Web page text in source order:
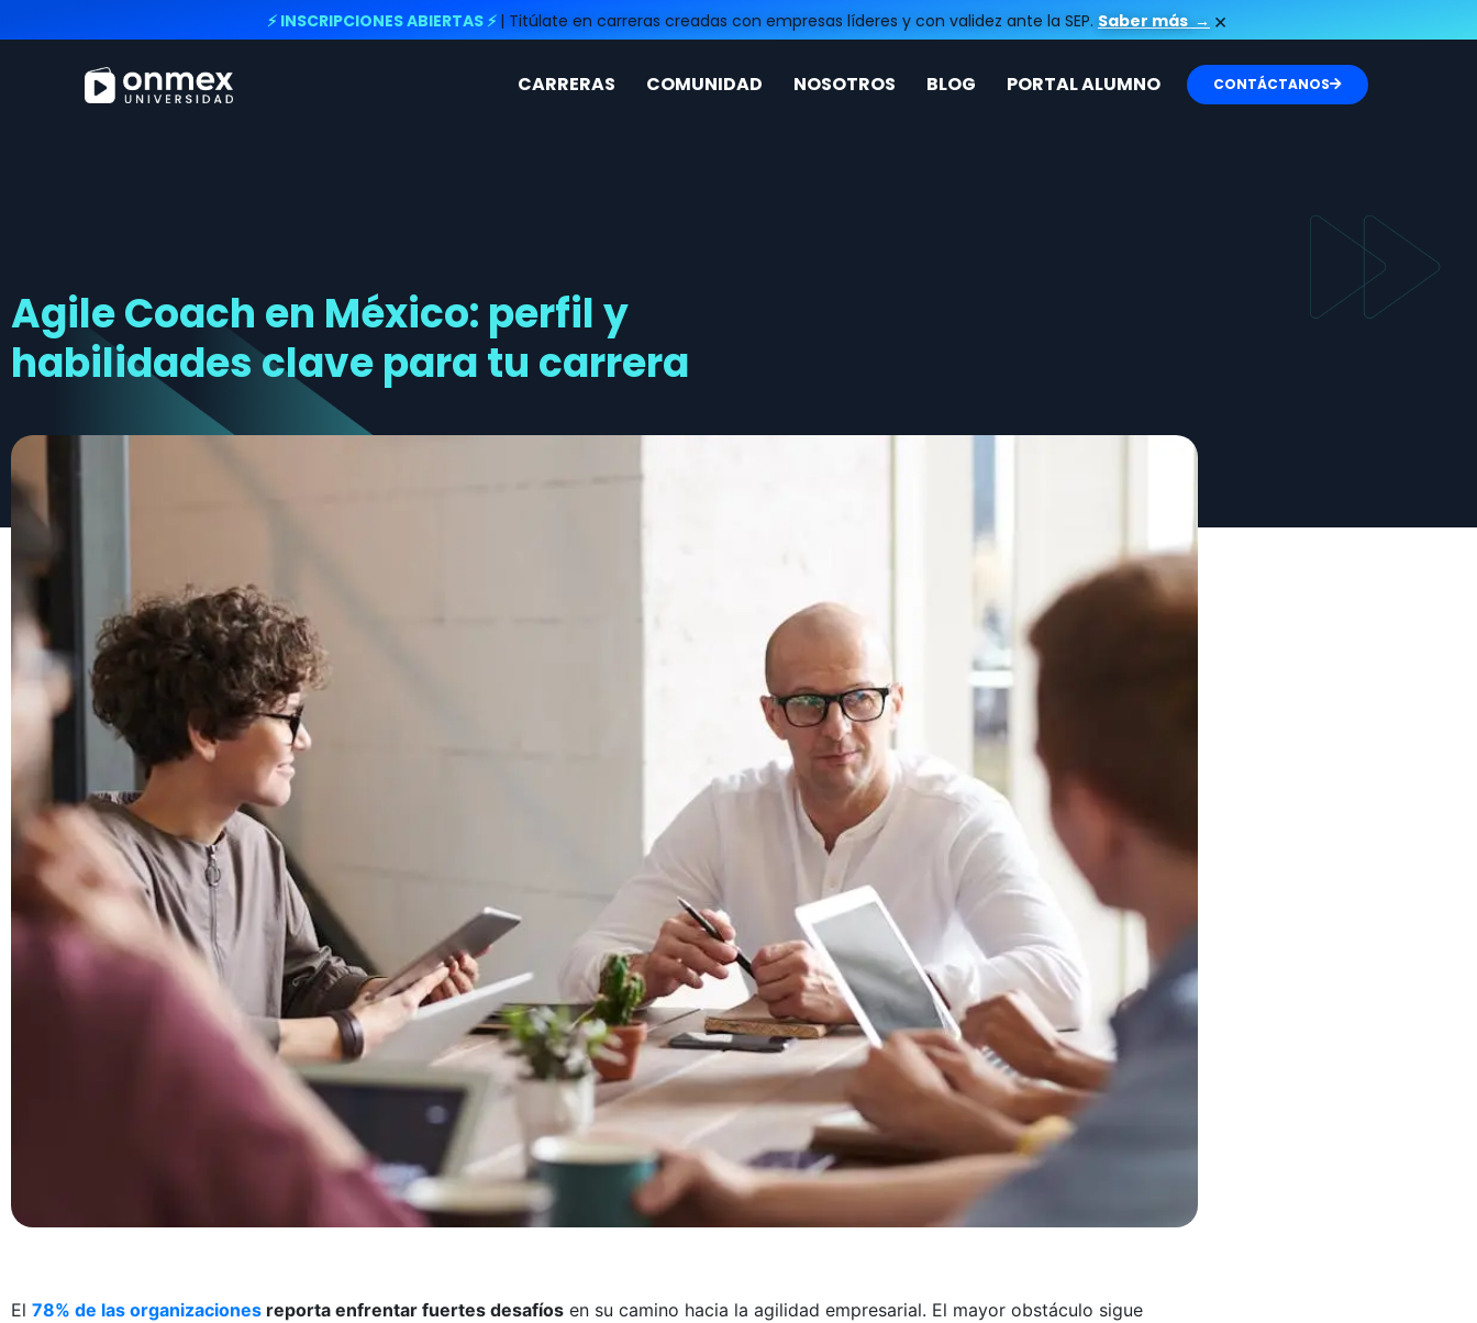
⚡ INSCRIPCIONES ABIERTAS ⚡ | Titúlate en carreras creadas con empresas líderes y con validez ante la SEP. Saber más → ×
CARRERAS COMUNIDAD NOSOTROS BLOG PORTAL ALUMNO CONTÁCTANOS
Agile Coach en México: perfil y
habilidades clave para tu carrera
El 78% de las organizaciones reporta enfrentar fuertes desafíos en su camino hacia la agilidad empresarial. El mayor obstáculo sigue